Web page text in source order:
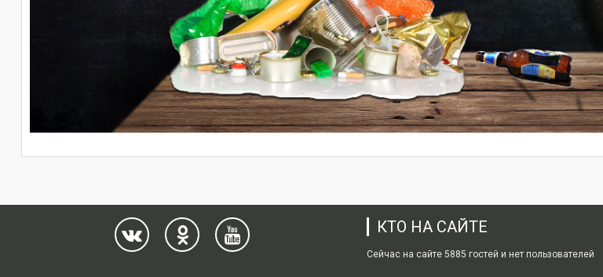
КТО НА САЙТЕ
Сейчас на сайте 5885 гостей и нет пользователей